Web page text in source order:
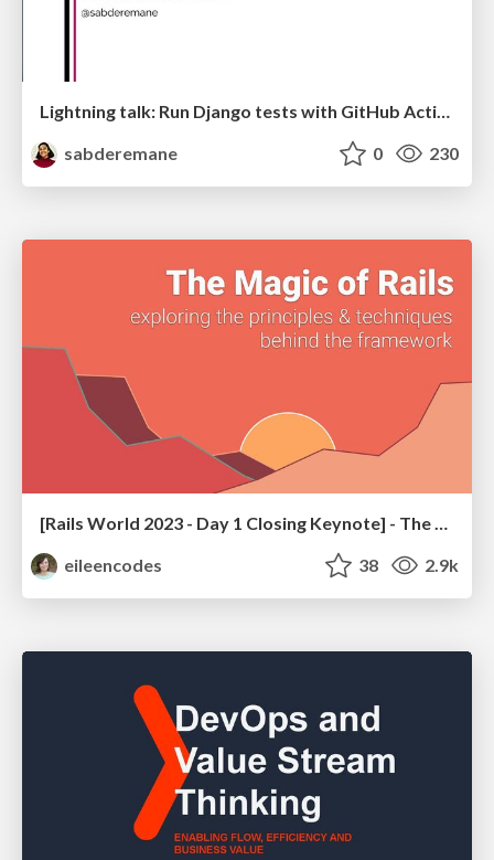
Lightning talk: Run Django tests with GitHub Actions
sabderemane
0 230
eileencodes
38 2.9k